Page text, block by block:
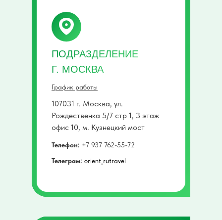
107031 г. Москва, ул.
Рождественка 5/7 стр 1, 3 этаж
офис 10, м. Кузнецкий мост
График работы
ПОДРАЗДЕЛЕНИЕ
Г. МОСКВА
Телефон: +7 937 762-55-72
Телеграм: orient_rutravel